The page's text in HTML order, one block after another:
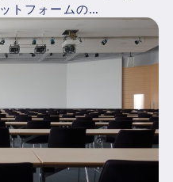
トフォームの
年創業、CEO：Dh...